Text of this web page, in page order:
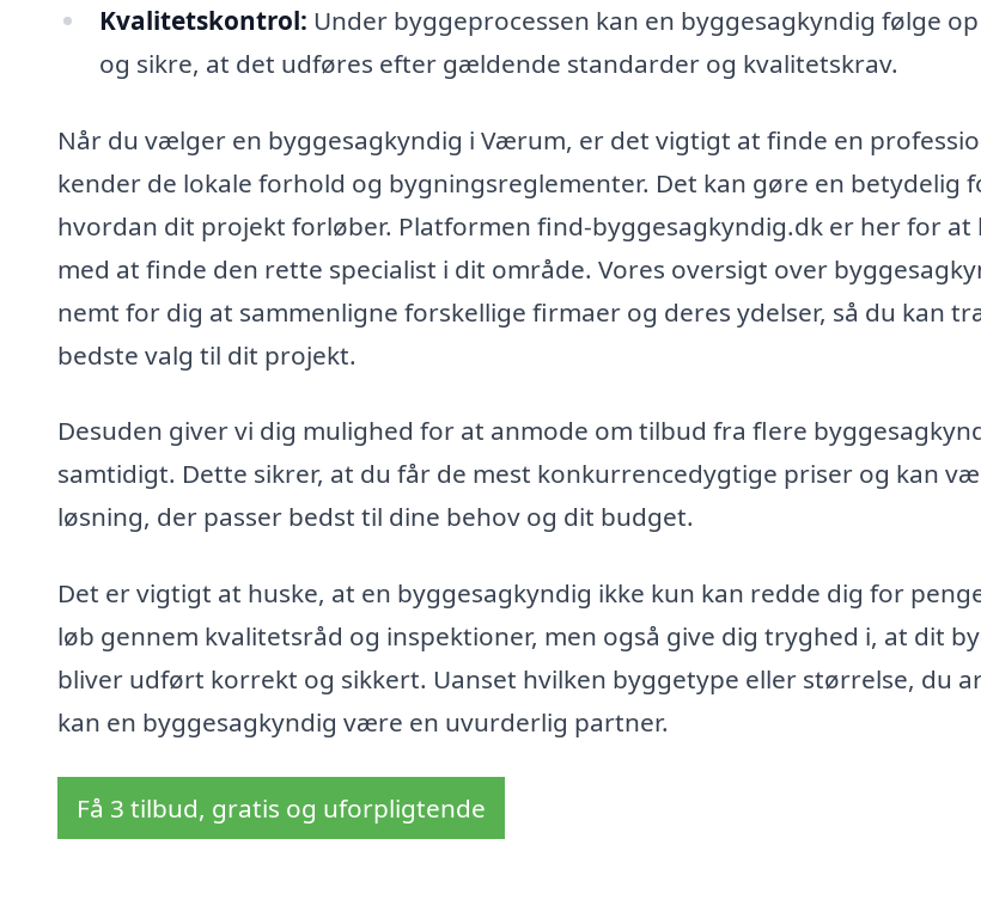
Kvalitetskontrol: Under byggeprocessen kan en byggesagkyndig følge
og sikre, at det udføres efter gældende standarder og kvalitetskrav.
Når du vælger en byggesagkyndig i Værum, er det vigtigt at finde en
kender de lokale forhold og bygningsreglementer. Det kan gøre en betydelig
hvordan dit projekt forløber. Platformen find-byggesagkyndig.dk er her for
med at finde den rette specialist i dit område. Vores oversigt over
nemt for dig at sammenligne forskellige firmaer og deres ydelser, så du kan
bedste valg til dit projekt.
Desuden giver vi dig mulighed for at anmode om tilbud fra flere
samtidigt. Dette sikrer, at du får de mest konkurrencedygtige priser og kan
løsning, der passer bedst til dine behov og dit budget.
Det er vigtigt at huske, at en byggesagkyndig ikke kun kan redde dig for
løb gennem kvalitetsråd og inspektioner, men også give dig tryghed i, at dit
bliver udført korrekt og sikkert. Uanset hvilken byggetype eller størrelse, du
kan en byggesagkyndig være en uvurderlig partner.
Få 3 tilbud, gratis og uforpligtende